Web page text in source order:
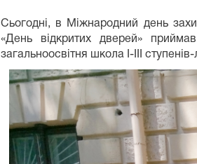
Сьогодні, в Міжнародний день
«День відкритих дверей»
загальноосвітня школа І-ІІІ